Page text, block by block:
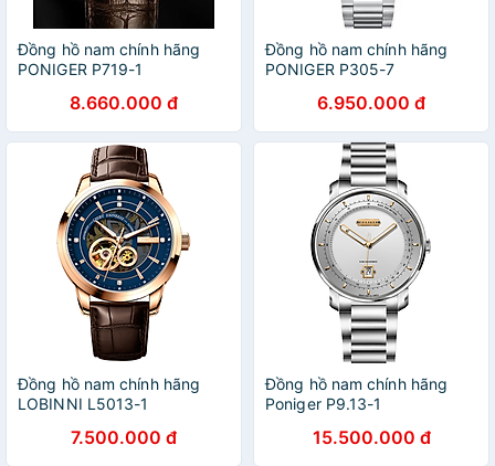
Đồng hồ nam chính hãng
PONIGER P719-1
8.660.000 đ
Đồng hồ nam chính hãng
PONIGER P305-7
6.950.000 đ
Đồng hồ nam chính hãng
LOBINNI L5013-1
7.500.000 đ
Đồng hồ nam chính hãng
Poniger P9.13-1
15.500.000 đ